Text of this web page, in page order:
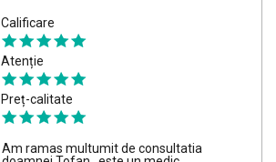
Calificare
Atenție
Preț-calitate
Am ramas multumit de consultatia